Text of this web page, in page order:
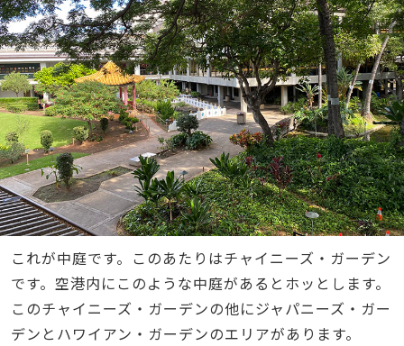
これが中庭です。このあたりはチャイニーズ・ガーデン
です。空港内にこのような中庭があるとホッとします。
このチャイニーズ・ガーデンの他にジャパニーズ・ガー
デンとハワイアン・ガーデンのエリアがあります。